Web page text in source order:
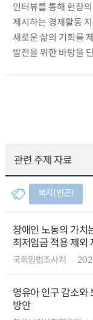
인터뷰를 통해 현장
제시하는 경제활동
새로운 삶의 기회를
발전을 위한 바탕을
관련 주제 자료
복지(빈곤)
장애인 노동의 가치
최저임금 적용 제외
국회입법조사처
영유아 인구 감소와
방안